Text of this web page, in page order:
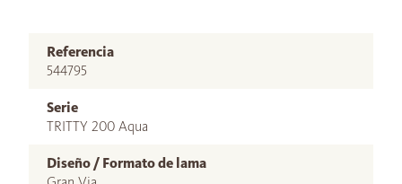
Referencia
544795
Serie
TRITTY 200 Aqua
Diseño / Formato de lama